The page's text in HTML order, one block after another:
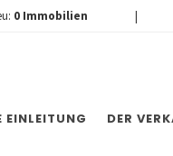
0 Immobilien |
EINLEITUNG DER